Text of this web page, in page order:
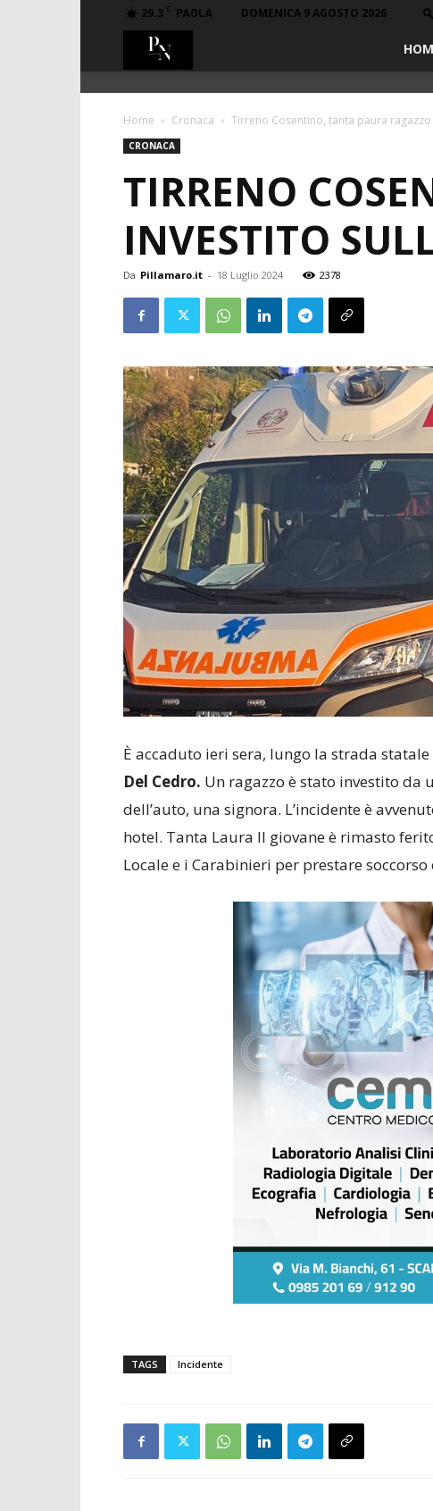
29.3 C PAOLA DOMENICA 9 AGOSTO 2026
Home Cronaca Tirreno Cosentino, tanta paura ragazzo
CRONACA
TIRRENO
INVESTITO
Da Pillamaro.it - 18 Luglio 2024 2378
È accaduto ieri sera, lungo la strada
Del Cedro. Un ragazzo è stato investito da
dell’auto, una signora. L’incidente è
hotel. Tanta Laura Il giovane è rimasto
Locale e i Carabinieri per prestare
TAGS Incidente